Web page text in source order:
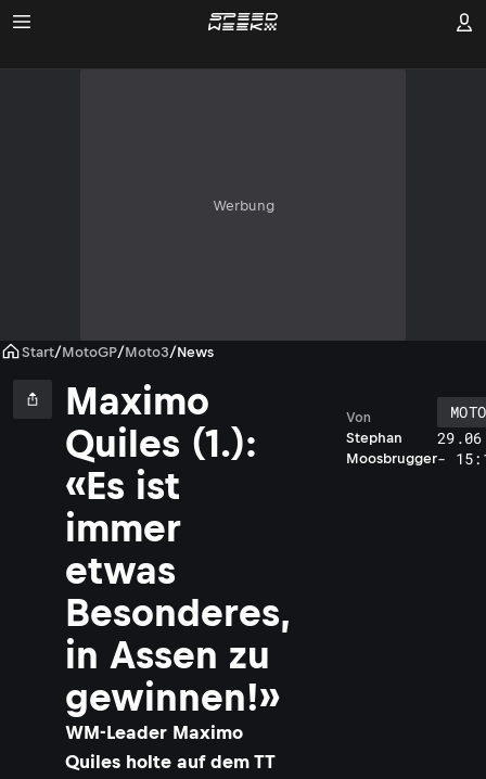
Werbung
Start/MotoGP/Moto3/News
Maximo
Quiles (1.):
«Es ist
immer
etwas
Besonderes,
in Assen zu
gewinnen!»
WM-Leader Maximo
Quiles holte auf dem TT
Stephan
Moosbrugger
Von
-